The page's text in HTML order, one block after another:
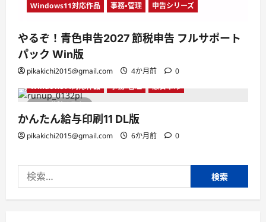
Windows11対応作品 事務・管理 申告シリーズ
やるぞ！青色申告2027 節税申告 フルサポート
パック Win版
pikakichi2015@gmail.com 4か月前 0
1 分読み取り
Windows11対応作品 事務・管理 激安革命
かんたん給与印刷11 DL版
pikakichi2015@gmail.com 6か月前 0
索: